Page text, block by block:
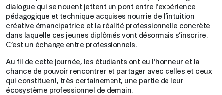
dialogue qui se nouent jettent un pont entre l’expérience
pédagogique et technique acquises nourrie de l’intuition
créative émancipatrice et la réalité professionnelle concrète
dans laquelle ces jeunes diplômés vont désormais s’inscrire.
C’est un échange entre professionnels.
Au fil de cette journée, les étudiants ont eu l’honneur et la
chance de pouvoir rencontrer et partager avec celles et ceux
qui constituent, très certainement, une partie de leur
écosystème professionnel de demain.